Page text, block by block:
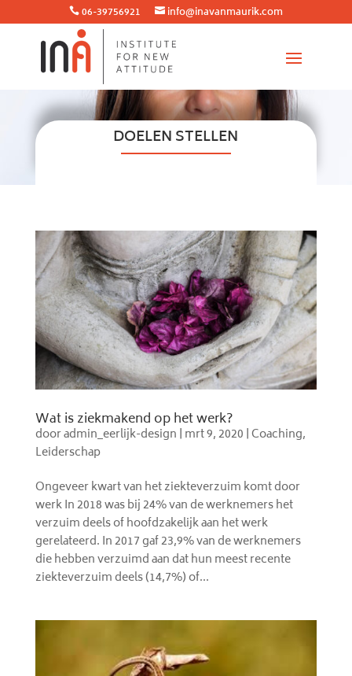
 06-39756921  info@inavanmaurik.com
DOELEN STELLEN
Wat is ziekmakend op het werk?
dooradmin_eerlijk-design | mrt 9, 2020 |Coaching,
Leiderschap
Ongeveer kwart van het ziekteverzuim komt door
werk In 2018 was bij 24% van de werknemers het
verzuim deels of hoofdzakelijk aan het werk
gerelateerd. In 2017 gaf 23,9% van de werknemers
die hebben verzuimd aan dat hun meest recente
ziekteverzuim deels (14,7%) of...